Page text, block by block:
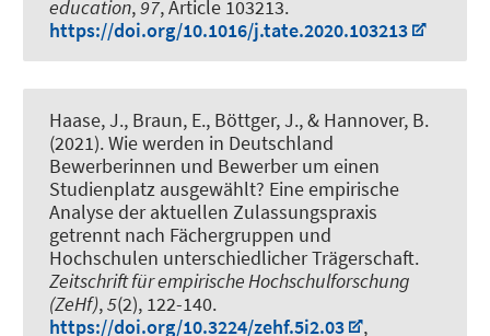
education,97, Article 103213.
https://doi.org/10.1016/j.tate.2020.103213
Haase, J., Braun, E., Böttger, J., & Hannover, B.
(2021).Wie werden in Deutschland
Bewerberinnen und Bewerber um einen
Studienplatz ausgewählt? Eine empirische
Analyse der aktuellen Zulassungspraxis
getrennt nach Fächergruppen und
Hochschulen unterschiedlicher Trägerschaft.
Zeitschrift für empirische Hochschulforschung
(ZeHf),5(2), 122-140.
https://doi.org/10.3224/zehf.5i2.03
,